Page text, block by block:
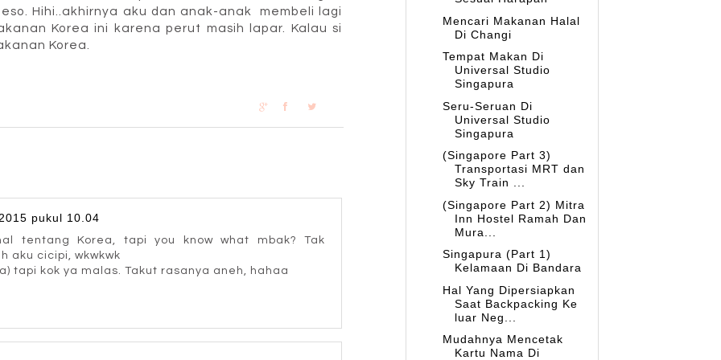
Hihi..akhirnya aku dan anak-anak membeli lagi
Korea ini karena perut masih lapar. Kalau si
Korea.
pukul 10.04
tentang Korea, tapi you know what mbak? Tak
aku cicipi, wkwkwk
tapi kok ya malas. Takut rasanya aneh, hahaa
Mencari Makanan Halal
Di Changi
Tempat Makan Di
Universal Studio
Singapura
Seru-Seruan Di
Universal Studio
Singapura
(Singapore Part 3)
Transportasi MRT dan
Sky Train ...
(Singapore Part 2) Mitra
Inn Hostel Ramah Dan
Mura...
Singapura (Part 1)
Kelamaan Di Bandara
Hal Yang Dipersiapkan
Saat Backpacking Ke
luar Neg...
Mudahnya Mencetak
Kartu Nama Di